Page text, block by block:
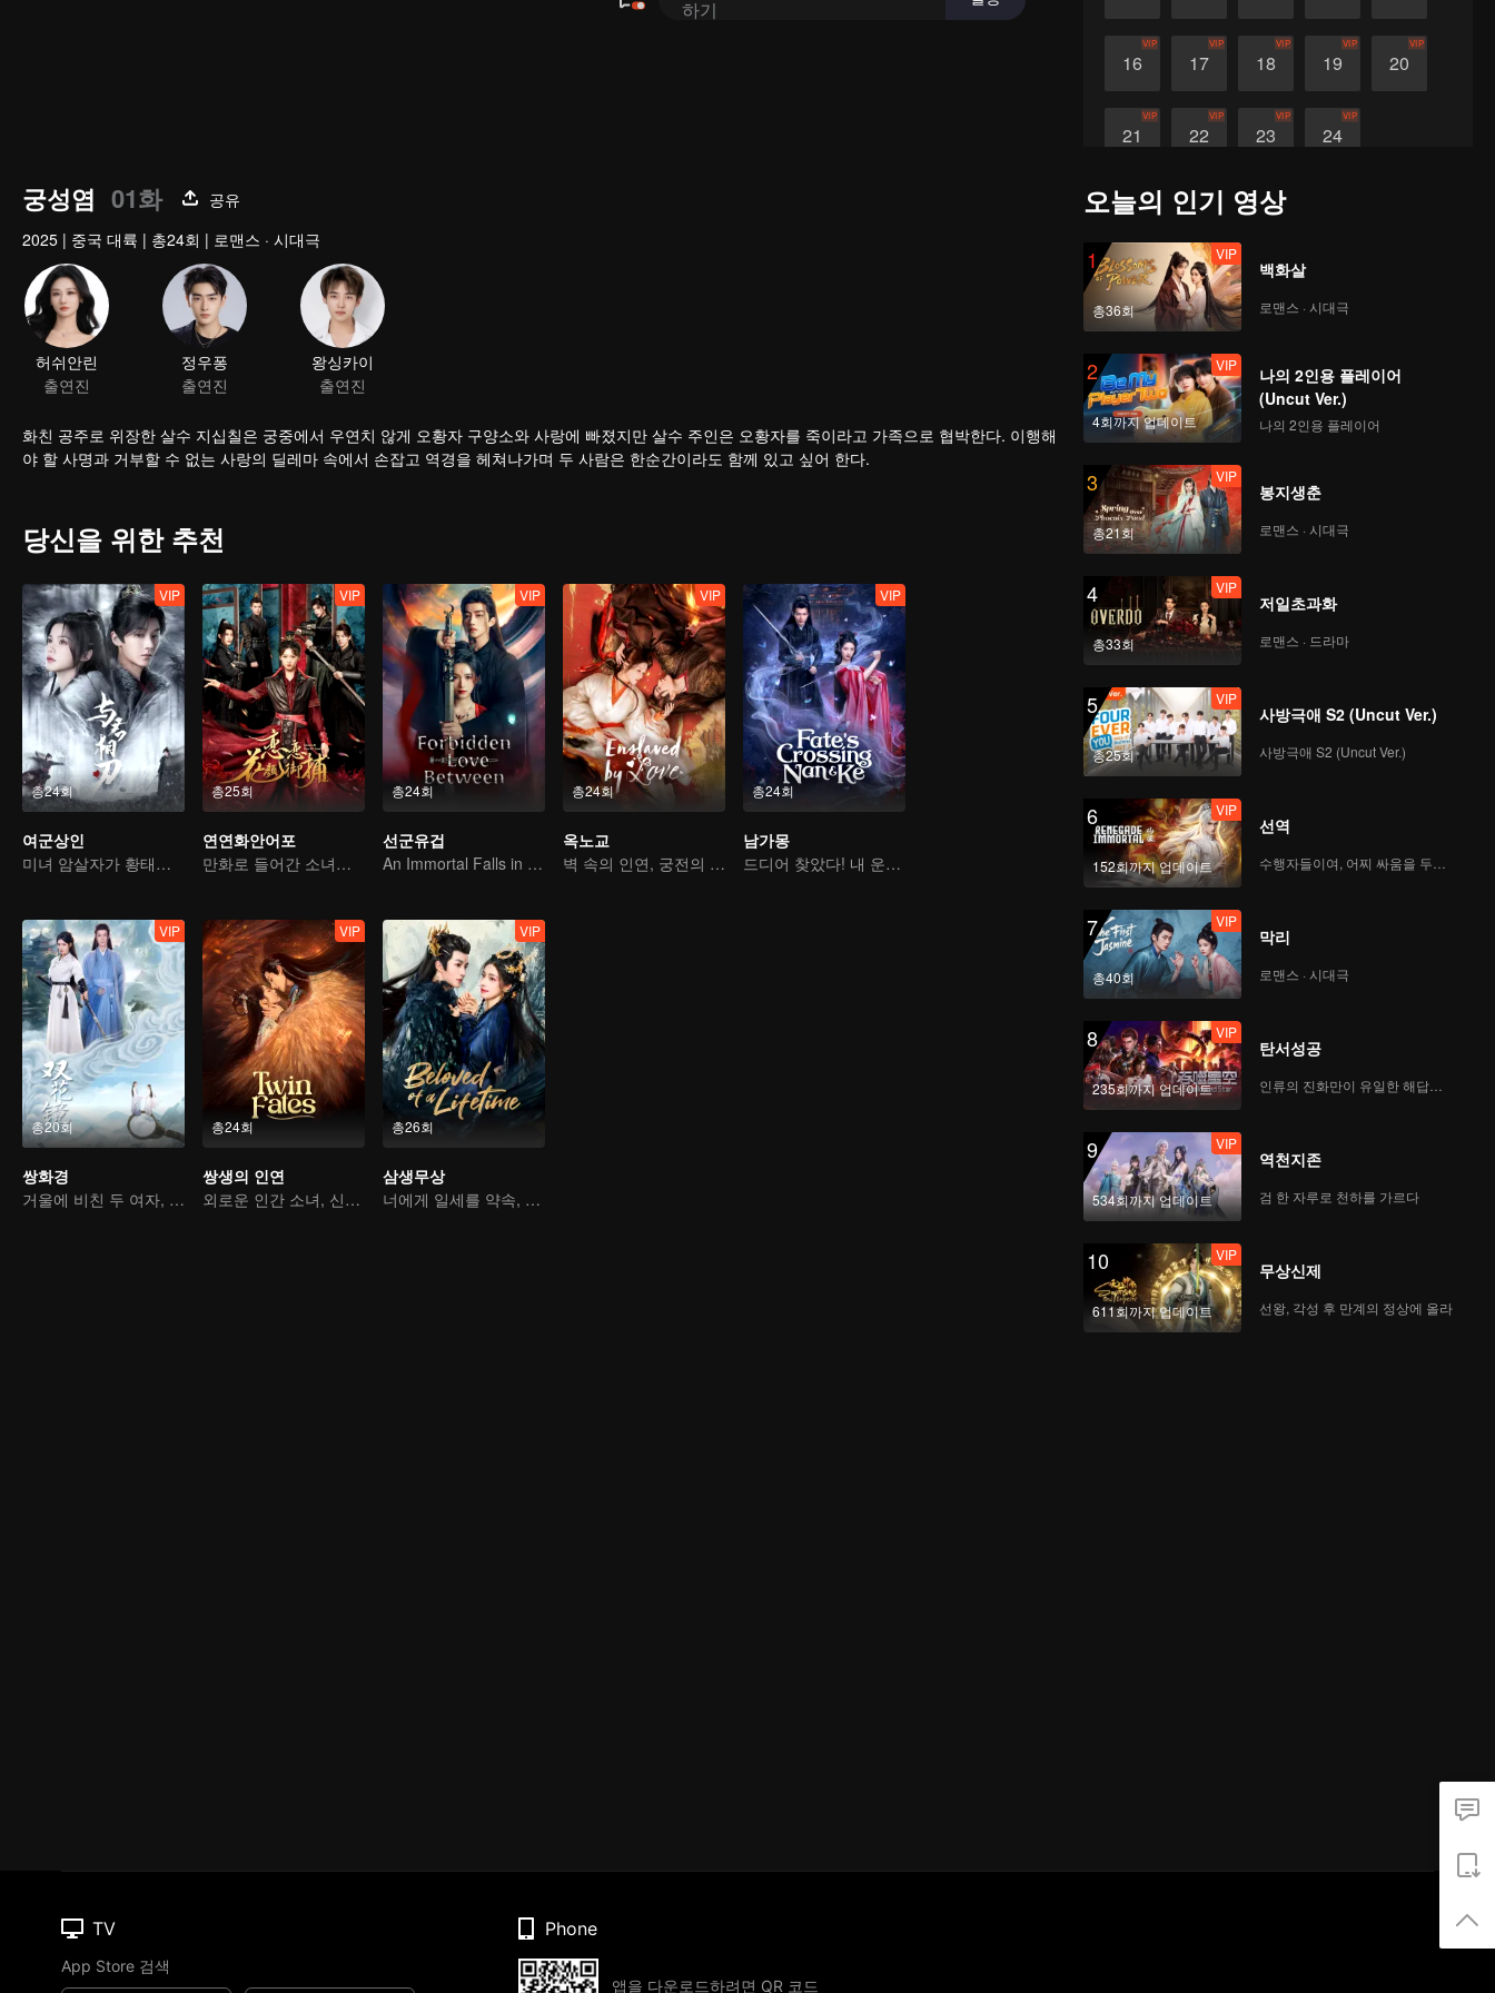
16
VIP
17
VIP
18
VIP
19
VIP
20
VIP
21
VIP
22
VIP
23
VIP
24
VIP
궁성염 01화
공유
2025 | 중국 대륙 | 총24회 | 로맨스 · 시대극
화친 공주로 위장한 살수 지십칠은 궁중에서 우연치 않게 오황자 구양소와 사랑에 빠졌지만 살수 주인은 오황자를 죽이라고 가족으로 협박한다. 이행해
야 할 사명과 거부할 수 없는 사랑의 딜레마 속에서 손잡고 역경을 헤쳐나가며 두 사람은 한순간이라도 함께 있고 싶어 한다.
당신을 위한 추천
총24회
VIP
여군상인
미녀 암살자가 황태자의 마음을 사로잡는다
총25회
VIP
연연화안어포
만화로 들어간 소녀의 4대 미남 공략기
총24회
VIP
선군유겁
An Immortal Falls in Love With a Witch
총24회
VIP
옥노교
벽 속의 인연, 궁전의 사랑
총24회
VIP
남가몽
드디어 찾았다! 내 운명, 꿈에서 서방님 득템
총20회
VIP
쌍화경
거울에 비친 두 여자, 같은 운명을 나눈다
총24회
VIP
쌍생의 인연
외로운 인간 소녀, 신수와의 운명적 계약
총26회
VIP
삼생무상
너에게 일세를 약속, 나에게 삼생을 다오
오늘의 인기 영상
1
총36회
VIP
백화살
로맨스 · 시대극
2
4회까지 업데이트
VIP
나의 2인용 플레이어
(Uncut Ver.)
나의 2인용 플레이어
3
총21회
VIP
봉지생춘
로맨스 · 시대극
4
총33회
VIP
저일초과화
로맨스 · 드라마
5
총25회
VIP
사방극애 S2 (Uncut Ver.)
사방극애 S2 (Uncut Ver.)
6
152회까지 업데이트
VIP
선역
7
총40회
VIP
막리
로맨스 · 시대극
8
235회까지 업데이트
VIP
탄서성공
인류의 진화만이 유일한 해답이다
9
534회까지 업데이트
VIP
역천지존
검 한 자루로 천하를 가르다
10
611회까지 업데이트
VIP
무상신제
선왕, 각성 후 만계의 정상에 올라
TV
App Store 검색
Phone
앱을 다운로드하려면 QR 코드